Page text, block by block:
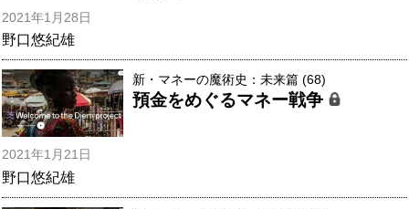
2021年1月28日
野口悠紀雄
新・マネーの魔術史：未来篇 (68)
預金をめぐるマネー戦争
2021年1月21日
野口悠紀雄